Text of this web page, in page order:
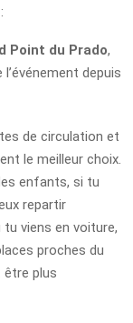
Point du Prado,
depuis
de circulation et
le meilleur choix.
enfants, si tu
repartir
tu viens en voiture,
proches du
plus